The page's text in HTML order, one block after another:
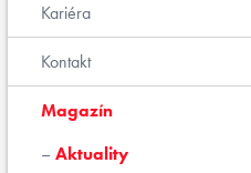
Kariéra
Kontakt
Magazín
Aktuality